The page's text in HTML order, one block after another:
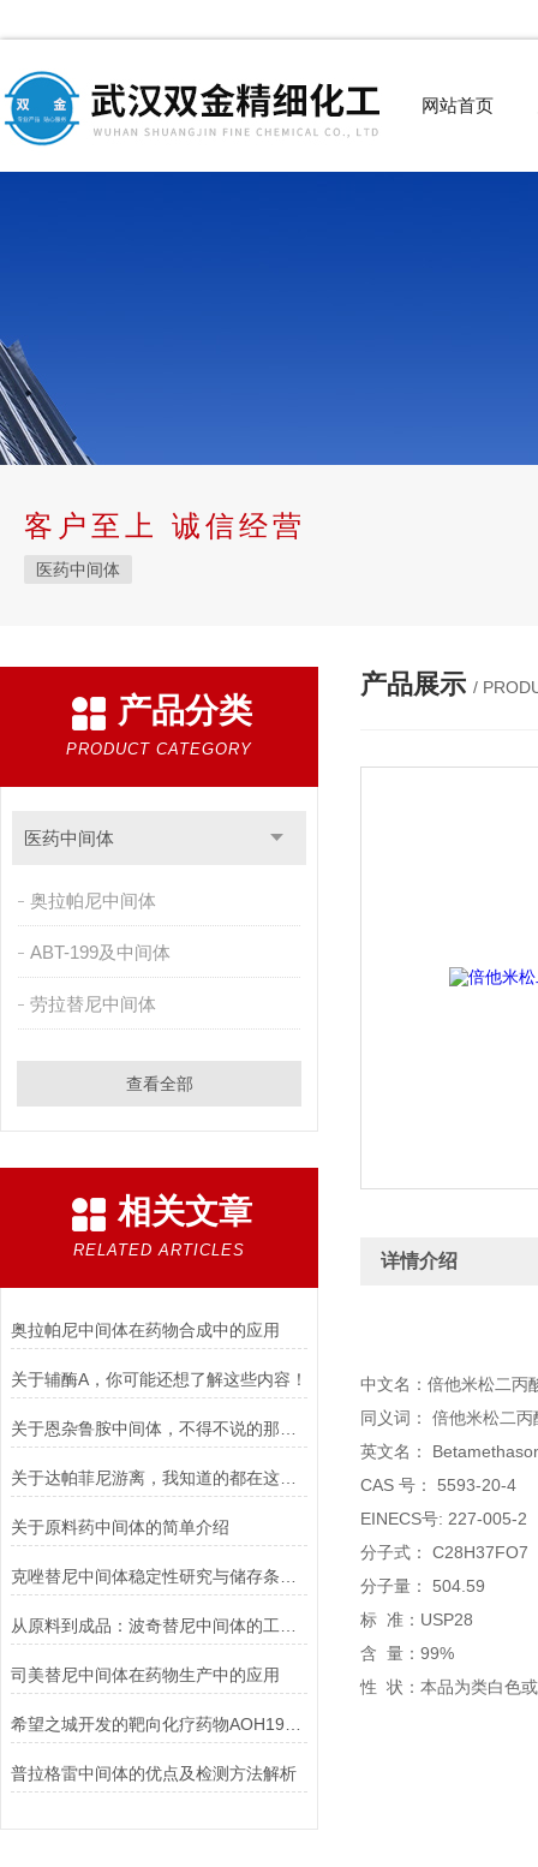
网站首页
客户至上 诚信经营
医药中间体
产品分类
PRODUCT CATEGORY
医药中间体
奥拉帕尼中间体
ABT-199及中间体
劳拉替尼中间体
查看全部
相关文章
RELATED ARTICLES
奥拉帕尼中间体在药物合成中的应用
关于辅酶A，你可能还想了解这些内容！
关于达帕菲尼游离，我知道的都在这儿了！
关于原料药中间体的简单介绍
司美替尼中间体在药物生产中的应用
普拉格雷中间体的优点及检测方法解析
产品展示 /
详情介绍
中文名：倍他米松二丙
同义词： 倍他米松二
英文名：
CAS 号： 5593-20-4
EINECS号: 227-005-2
分子式： C28H37FO7
分子量： 504.59
标 准：USP28
含 量：99%
性 状：本品为类白色